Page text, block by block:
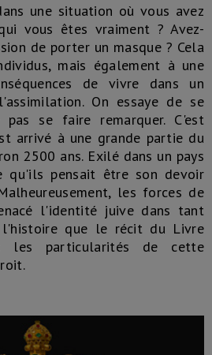
une situation où vous avez
vous êtes vraiment ? Avez-
de porter un masque ? Cela
mais également à une
de vivre dans un
On essaye de se
se faire remarquer. C'est
arrivé à une grande partie du
2500 ans. Exilé dans un pays
pensait être son devoir
les forces de
l'identité juive dans tant
que le récit du Livre
les particularités de cette